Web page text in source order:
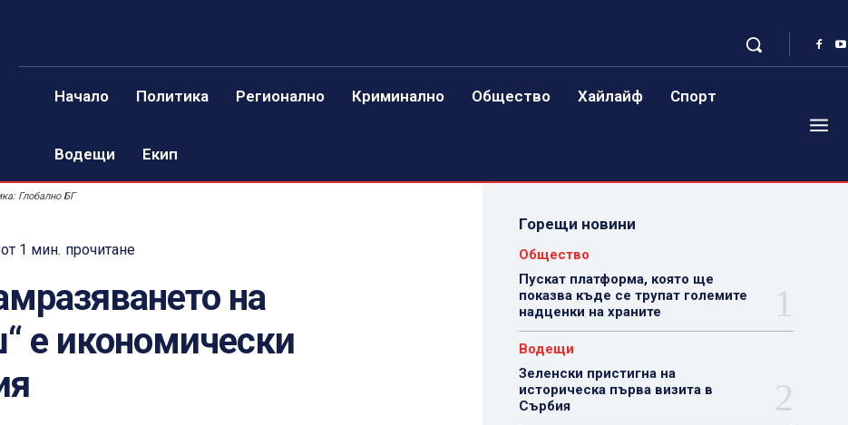
Начало Политика Регионално Криминално Общество Хайлайф Спорт
Водещи Екип
Глобално БГ
1 мин. прочитане
на
е икономически
Горещи новини
Общество
Пускат платформа, която ще
показва къде се трупат големите
надценки на храните
Водещи
Зеленски пристигна на
историческа първа визита в
Сърбия